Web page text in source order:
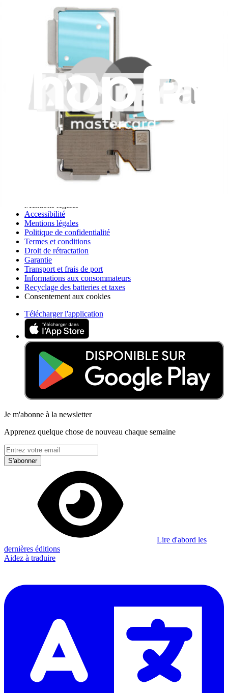
Pièce Google Pixel d'origineGarantie à vie
Plus que 5 en stock
iFixit France
Qui sommes-nous
Service client
Carrière
Ressources
Vente en gros PRO
Trouver un revendeur
Accessibilité
Mentions légales
Politique de confidentialité
Termes et conditions
Droit de rétractation
Garantie
Transport et frais de port
Informations aux consommateurs
Recyclage des batteries et taxes
Consentement aux cookies
Télécharger l'application
Je m'abonne à la newsletter
Apprenez quelque chose de nouveau chaque semaine
S'abonner
Lire d'abord les
dernières éditions
Aidez à traduire